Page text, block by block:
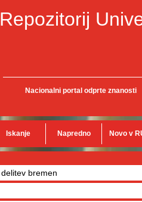
Repozitorij
Nacionalni portal odprte znanosti
Iskanje Napredno Novo v